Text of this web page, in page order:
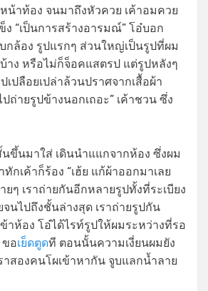
น้าท้อง จนมาถึงหัวควย เค้าอมควย
“เป็นการสร้างอารมณ์” โอ๋บอก
กล้อง รูปแรกๆ ส่วนใหญ่เป็นรูปที่ผม
าง หรือไม่ก็จ็อคแสตรป แต่รูปหลังๆ
ปลือยเปล่าล้วนปราศจากเสื้อผ้า
ถ่ายรูปข้างนอกเถอะ” เค้าชวน ซึ่ง
นขึ้นมาใส่ เดินนำแแกจากห้อง ซึ่งผม
กเค้าก็ร้อง “เฮ้ย แก้ผ้าออกมาเลย
ยๆ เราถ่ายกันอีกหลายรูปทั้งที่ระเบียง
นไปถึงชั้นล่างสุด เราถ่ายรูปกัน
าห้อง โอ๋ได้ไรท์รูปให้ผมระหว่างที่รอ
อเย็ดตูดที ตอนนั้นความเงี่ยนผมยัง
าสองคนโผเข้าหากัน จูบแลกน้ำลาย